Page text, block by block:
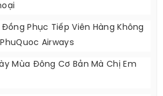
Đồng Phục Tiếp Viên Hàng Không
Airways
Mùa Đông Cơ Bản Mà Chị Em